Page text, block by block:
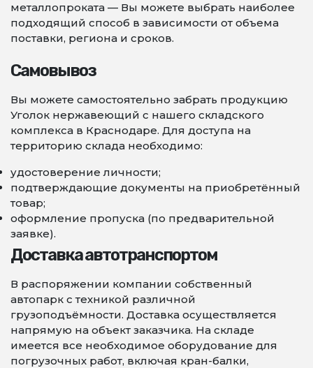
металлопроката — Вы можете выбрать наиболее
подходящий способ в зависимости от объема
поставки, региона и сроков.
Самовывоз
Вы можете самостоятельно забрать продукцию
Уголок нержавеющий с нашего складского
комплекса в Краснодаре. Для доступа на
территорию склада необходимо:
удостоверение личности;
подтверждающие документы на приобретённый
товар;
оформление пропуска (по предварительной
заявке).
Доставка автотранспортом
В распоряжении компании собственный
автопарк с техникой различной
грузоподъёмности. Доставка осуществляется
напрямую на объект заказчика. На складе
имеется все необходимое оборудование для
погрузочных работ, включая кран-балки,